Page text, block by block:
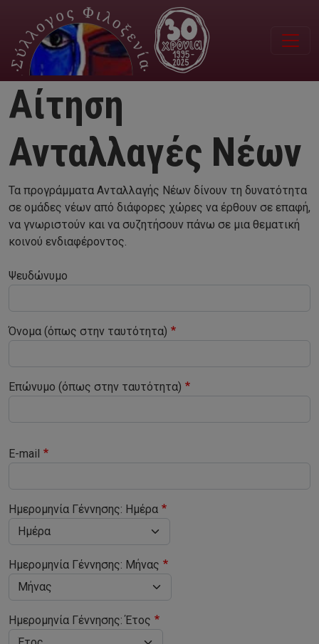
Παράκαμψη προς το κυρίως περιεχόμενο
Αίτηση
Ανταλλαγές Νέων
Τα προγράμματα Ανταλλαγής Νέων δίνουν τη δυνατότητα
σε ομάδες νέων από διάφορες χώρες να έρθουν σε επαφή,
να γνωριστούν και να συζητήσουν πάνω σε μια θεματική
κοινού ενδιαφέροντος.
Τίτλος
Ψευδώνυμο
Όνομα (όπως στην ταυτότητα)
Επώνυμο (όπως στην ταυτότητα)
E-mail
Ημερομηνία Γέννησης
Ημερομηνία Γέννησης: Ημέρα
Ημερομηνία Γέννησης: Μήνας
Ημερομηνία Γέννησης: Έτος